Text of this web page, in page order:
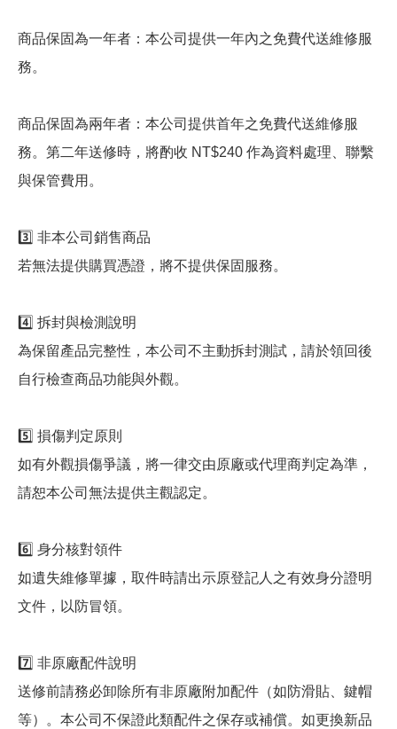
商品保固為一年者：本公司提供一年內之免費代送維修服
務。
商品保固為兩年者：本公司提供首年之免費代送維修服
務。第二年送修時，將酌收 NT$240 作為資料處理、聯繫
與保管費用。
3️⃣ 非本公司銷售商品
若無法提供購買憑證，將不提供保固服務。
4️⃣ 拆封與檢測說明
為保留產品完整性，本公司不主動拆封測試，請於領回後
自行檢查商品功能與外觀。
5️⃣ 損傷判定原則
如有外觀損傷爭議，將一律交由原廠或代理商判定為準，
請恕本公司無法提供主觀認定。
6️⃣ 身分核對領件
如遺失維修單據，取件時請出示原登記人之有效身分證明
文件，以防冒領。
7️⃣ 非原廠配件說明
送修前請務必卸除所有非原廠附加配件（如防滑貼、鍵帽
等）。本公司不保證此類配件之保存或補償。如更換新品